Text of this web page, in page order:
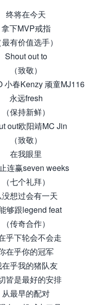
终将在今天
拿下MVP戒指
有价值选手）
Shout out to
（致敬）
小春Kenzy 顽童MJ116
永远fresh
（保持新鲜）
out欧阳靖MC Jin
（致敬）
在我眼里
连赢seven weeks
（七个礼拜）
想过会有一天
够跟legend feat
（传奇合作）
乎下轮会不会走
在乎你的冠军
乎我的猪队友
皆是最好的安排
从最早的配对